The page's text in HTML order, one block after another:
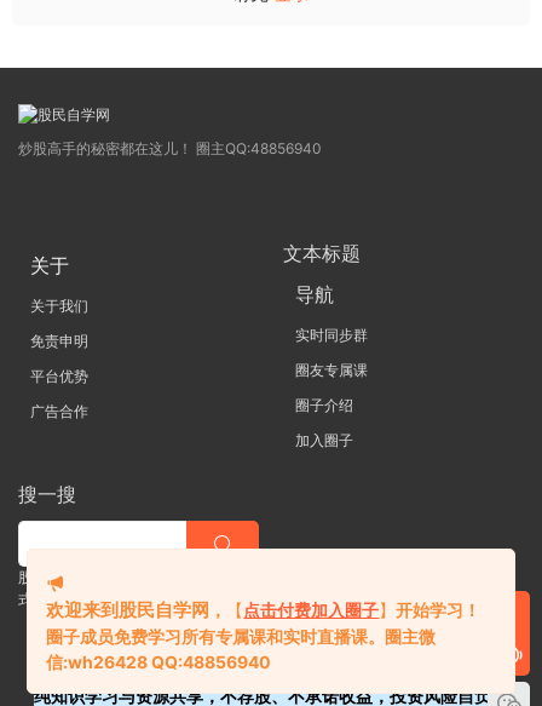
炒股高手的秘密都在这儿！ 圈主QQ:48856940
关于
关于我们
免责申明
平台优势
广告合作
文本标题
导航
实时同步群
圈友专属课
圈子介绍
加入圈子
搜一搜
股票 |直播| 外汇| 期货 |金融理财一站
式学习平台
纯知识学习与资源共享，不荐股、不承诺收益，投资风险自负。
欢迎来到股民自学网 ， 【 点击付费加入圈子】开始学习！
圈子成员免费学习所有专属课和实时直播课。 圈主微
信:wh26428 QQ:48856940